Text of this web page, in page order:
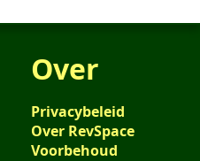
Over
Privacybeleid
Over RevSpace
Voorbehoud